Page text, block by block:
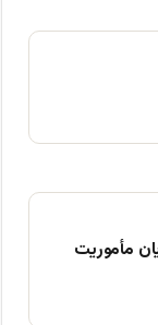
مأموریت